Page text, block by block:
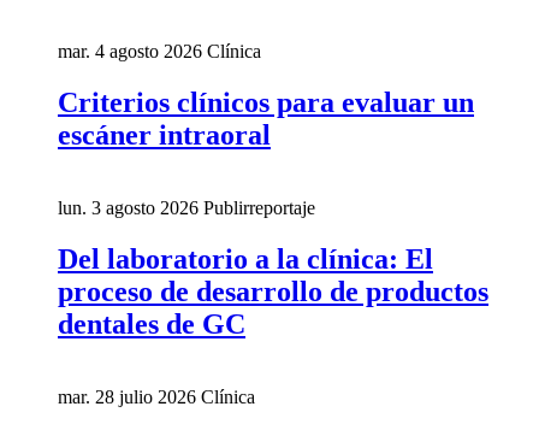
mar. 4 agosto 2026 Clínica
Criterios clínicos para evaluar un
escáner intraoral
lun. 3 agosto 2026 Publirreportaje
Del laboratorio a la clínica: El
proceso de desarrollo de productos
dentales de GC
mar. 28 julio 2026 Clínica